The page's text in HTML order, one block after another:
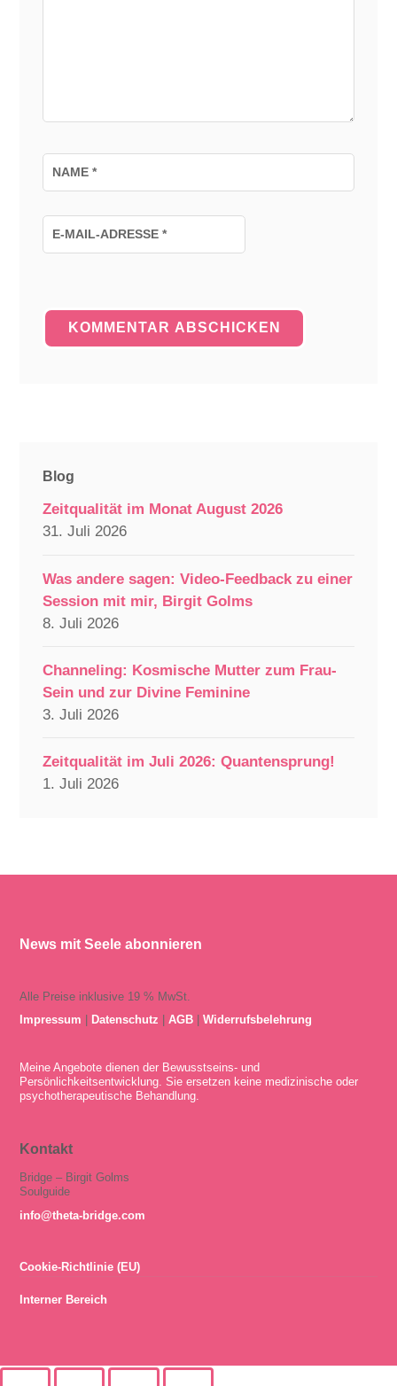
NAME*
E-MAIL-ADRESSE*
Blog
Zeitqualität im Monat August 2026
31. Juli 2026
Was andere sagen: Video-Feedback zu einer
Session mit mir, Birgit Golms
8. Juli 2026
Channeling: Kosmische Mutter zum Frau-
Sein und zur Divine Feminine
3. Juli 2026
Zeitqualität im Juli 2026: Quantensprung!
1. Juli 2026
News mit Seele abonnieren
Alle Preise inklusive 19 % MwSt.
Impressum
Datenschutz |AGB |Widerrufsbelehrung
Meine Angebote dienen der Bewusstseins- und
Persönlichkeitsentwicklung. Sie ersetzen keine medizinische oder
psychotherapeutische Behandlung.
Kontakt
Bridge – Birgit Golms
Soulguide
info@theta-bridge.com
Cookie-Richtlinie (EU)
Interner Bereich